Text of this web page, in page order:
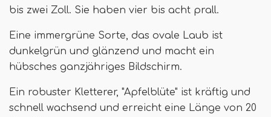
bis zwei Zoll. Sie haben vier bis acht prall.
Eine immergrüne Sorte, das ovale Laub ist
dunkelgrün und glänzend und macht ein
hübsches ganzjähriges Bildschirm.
Ein robuster Kletterer, "Apfelblüte" ist kräftig und
schnell wachsend und erreicht eine Länge von 20